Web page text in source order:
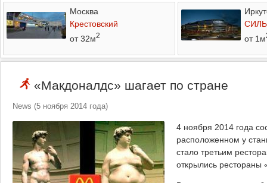
Москва
Крестовский
от 32м2
от 1м
«Макдоналдс» шагает по стране
News (5 ноября 2014 года)
4 ноября 2014 года
расположенном у
стало третьим
открылись